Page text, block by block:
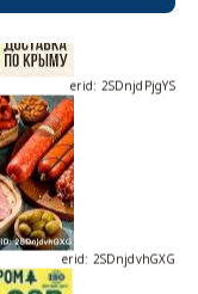
erid: 2SDnjdPjgYS
erid: 2SDnjdvhGXG